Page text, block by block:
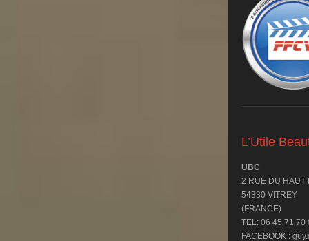
L’Utile
UBC
2 RUE DU HAUT
54330 VITREY
(FRANCE)
TEL: 06 45 71 70
FACEBOOK :